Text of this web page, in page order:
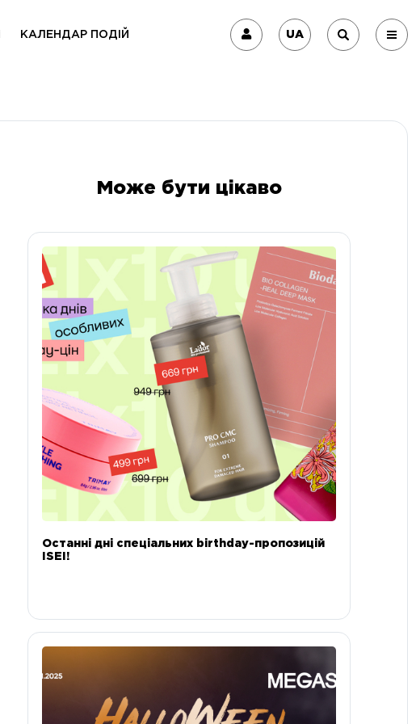
КАЛЕНДАР ПОДІЙ UA
Може бути цікаво
Останні дні спеціальних birthday-пропозицій
ISEI!